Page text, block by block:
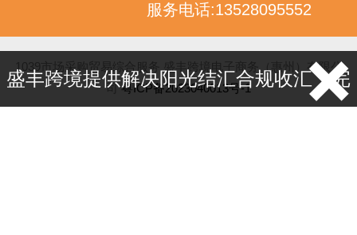
服务电话:13528095552
1039市场采购贸易综合服务 盛丰跨境电子商务（惠州）有限公
司粤ICP备2023040013号-1
盛丰跨境提供解决阳光结汇合规收汇，完